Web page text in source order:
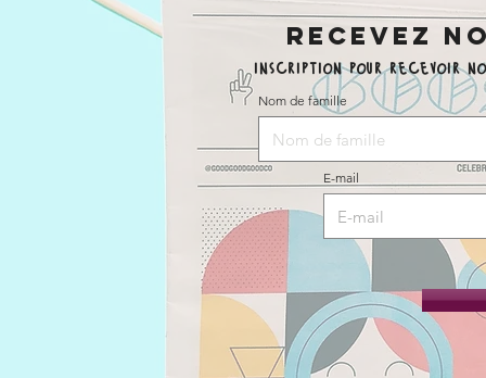
recevez
inscription pour recevoir
Nom de famille
E-mail